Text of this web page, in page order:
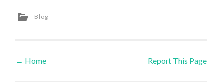
Blog
Post navigation
← Home Report This Page